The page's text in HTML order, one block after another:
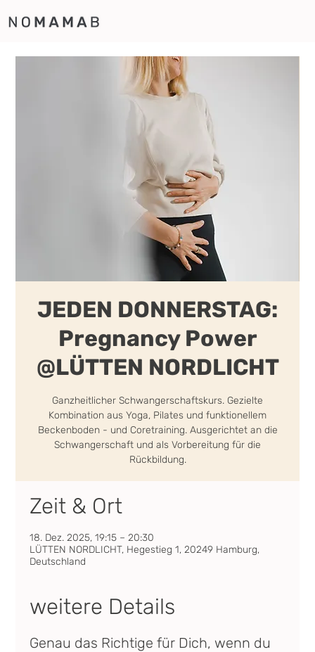
JEDEN DONNERSTAG:
Pregnancy Power
@LÜTTEN NORDLICHT
Ganzheitlicher Schwangerschaftskurs. Gezielte
Kombination aus Yoga, Pilates und funktionellem
Beckenboden - und Coretraining. Ausgerichtet an die
Schwangerschaft und als Vorbereitung für die
Rückbildung.
Zeit & Ort
18. Dez. 2025, 19:15 – 20:30
LÜTTEN NORDLICHT, Hegestieg 1, 20249 Hamburg,
Deutschland
weitere Details
Genau das Richtige für Dich, wenn du